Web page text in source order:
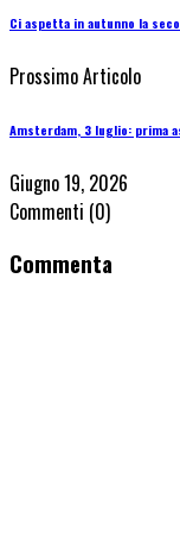
Ci aspetta in autunno la
Prossimo Articolo
Amsterdam, 3 luglio: prima
Giugno 19, 2026
Commenti (0)
Commenta